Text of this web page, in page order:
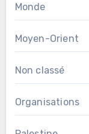
Monde
Moyen-Orient
Non classé
Organisations